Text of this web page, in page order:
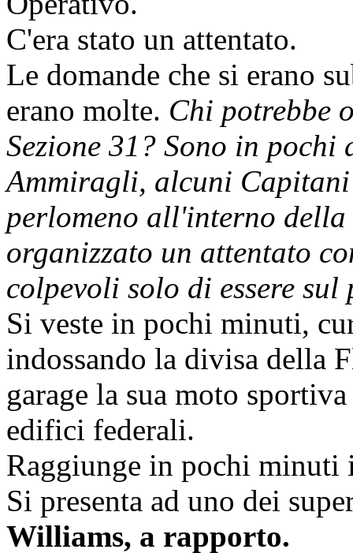
C'era stato un attentato.
Le domande che si erano
erano molte. Chi potrebbe
Sezione 31? Sono in pochi
Ammiragli, alcuni
perlomeno all'interno della
organizzato un attentato
colpevoli solo di essere
Si veste in pochi minuti,
indossando la divisa della
garage la sua moto
edifici federali.
Raggiunge in pochi
Si presenta ad uno dei
Williams, a rapporto.